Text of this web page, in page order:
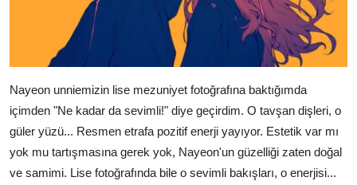
Nayeon unniemizin lise mezuniyet fotoğrafına baktığımda
içimden "Ne kadar da sevimli!" diye geçirdim. O tavşan dişleri, o
güler yüzü... Resmen etrafa pozitif enerji yayıyor. Estetik var mı
yok mu tartışmasına gerek yok, Nayeon'un güzelliği zaten doğal
ve samimi. Lise fotoğrafında bile o sevimli bakışları, o enerjisi...